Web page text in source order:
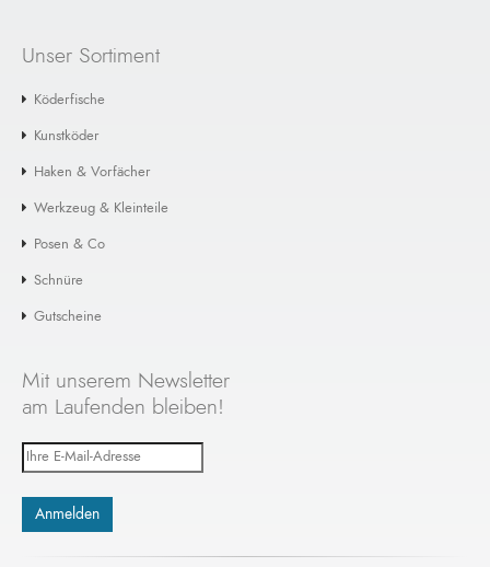
Unser Sortiment
Köderfische
Kunstköder
Haken & Vorfächer
Werkzeug & Kleinteile
Posen & Co
Schnüre
Gutscheine
Mit unserem Newsletter
am Laufenden bleiben!